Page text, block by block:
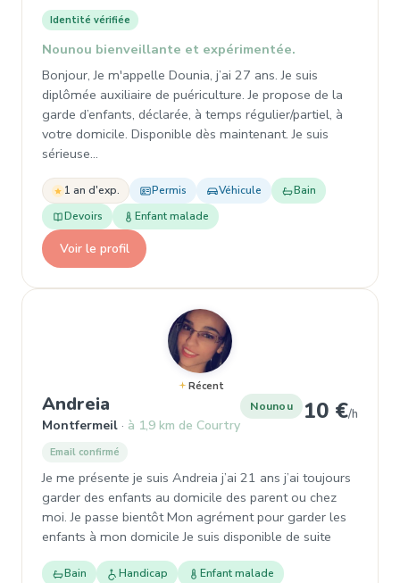
Identité vérifiée
Nounou bienveillante et expérimentée.
Bonjour, Je m'appelle Dounia, j’ai 27 ans. Je suis
diplômée auxiliaire de puériculture. Je propose de la
garde d’enfants, déclarée, à temps régulier/partiel, à
votre domicile. Disponible dès maintenant. Je suis
sérieuse…
1 an d'exp. Permis Véhicule
Bain
Devoirs
Enfant malade
Voir le profil
Récent
Andreia , Nounou à Montfermeil
Montfermeil à 1,9 km de Courtry
Nounou 10 €/h
Email confirmé
Je me présente je suis Andreia j’ai 21 ans j’ai toujours
garder des enfants au domicile des parent ou chez
moi. Je passe bientôt Mon agrément pour garder les
enfants à mon domicile Je suis disponible de suite
Bain Handicap Enfant malade